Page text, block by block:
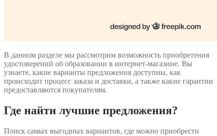
В данном разделе мы рассмотрим возможность приобретения
удостоверений об образовании в интернет-магазине. Вы
узнаете, какие варианты предложения доступны, как
происходит процесс заказа и доставки, а также какие гарантии
предоставляются покупателям.
Где найти лучшие предложения?
Поиск самых выгодных вариантов, где можно приобрести